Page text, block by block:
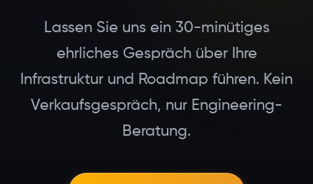
Lassen Sie uns ein 30-minütiges
ehrliches Gespräch über Ihre
Infrastruktur und Roadmap führen. Kein
Verkaufsgespräch, nur Engineering-
Beratung.